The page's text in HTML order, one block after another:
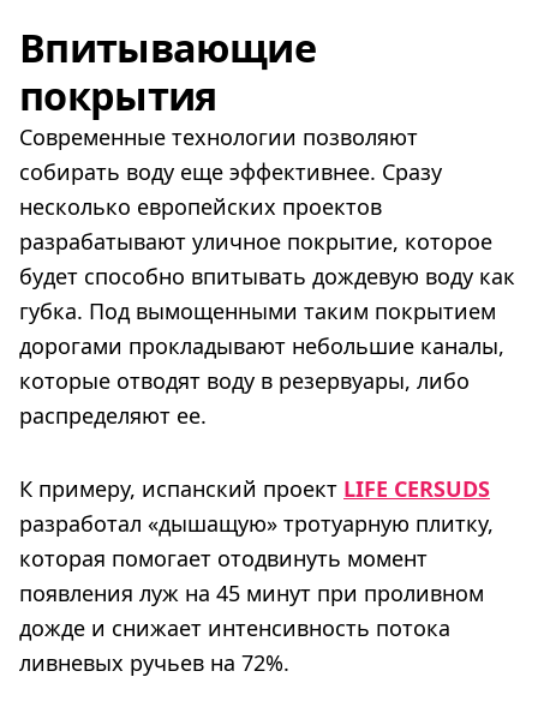
Впитывающие
покрытия
Современные технологии позволяют
собирать воду еще эффективнее. Сразу
несколько европейских проектов
разрабатывают уличное покрытие, которое
будет способно впитывать дождевую воду как
губка. Под вымощенными таким покрытием
дорогами прокладывают небольшие каналы,
которые отводят воду в резервуары, либо
распределяют ее.
К примеру, испанский проект LIFE CERSUDS
разработал «дышащую» тротуарную плитку,
которая помогает отодвинуть момент
появления луж на 45 минут при проливном
дожде и снижает интенсивность потока
ливневых ручьев на 72%.